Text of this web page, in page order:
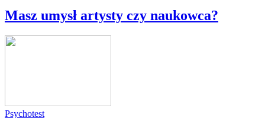
Masz umysł artysty czy naukowca?
Psychotest